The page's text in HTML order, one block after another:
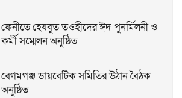
ফেনীতে হেযবুত তওহীদের ঈদ পুনর্মিলনী ও
কর্মী সম্মেলন অনুষ্ঠিত
বেগমগঞ্জ ডায়বেটিক সমিতির উঠান বৈঠক
অনুষ্ঠিত